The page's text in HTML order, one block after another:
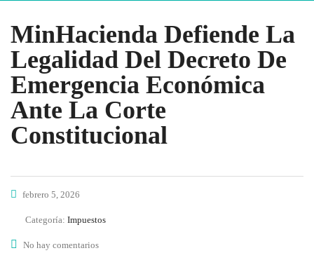
MinHacienda Defiende La
Legalidad Del Decreto De
Emergencia Económica
Ante La Corte
Constitucional
febrero 5, 2026
Categoría: Impuestos
No hay comentarios